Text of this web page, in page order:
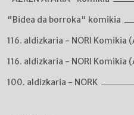
"Bidea da borroka" komikia
116. aldizkaria - NORI Komikia
116. aldizkaria - NORI Komikia
100. aldizkaria - NORK